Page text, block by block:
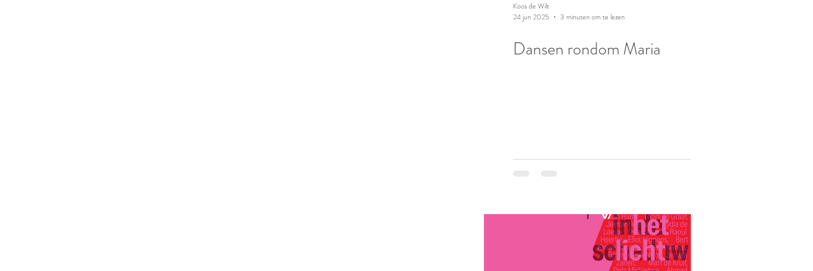
Dansen rondom Maria
Koos de Wilt
24 jun 2025
3 minuten om te lezen